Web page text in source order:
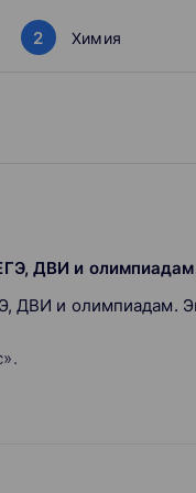
и понимают ваши
2 Химия
ДВИ и
ДВИ и олимпиадам.